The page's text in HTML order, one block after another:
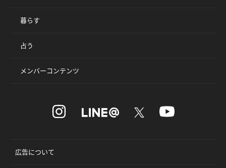
暮らす
占う
メンバーコンテンツ
広告について